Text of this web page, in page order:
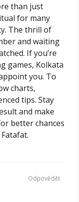
than just
for many
The thrill of
and waiting
If you’re
games, Kolkata
you. To
charts,
tips. Stay
and make
better chances
Odpovědět